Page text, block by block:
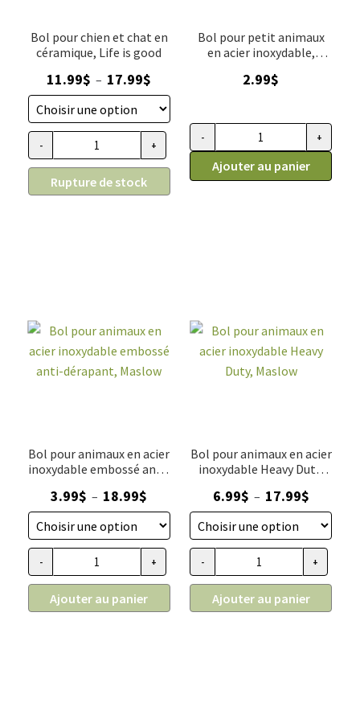
Bol pour chien et chat en
céramique, Life is good
11.99$ – 17.99$
de
prix :
11.99$
à
quantité de Bol pour chien et chat en céramique, Life is good
- +
Rupture de stock
Bol pour petit animaux
en acier inoxydable,
2.99$
quantité de Bol pour petit
- +
Ajouter au panier
Bol pour animaux en acier
inoxydable embossé anti-
3.99$ – 18.99$
de
prix :
3.99$
à
18.99$
quantité de Bol pour animaux en acier inoxydable embossé
- +
Ajouter au panier
Bol pour animaux en acier
inoxydable Heavy Duty,
6.99$ – 17.99$Plage
de
prix :
6.99$
à
17.99$
quantité de Bol pour animaux
- +
Ajouter au panier